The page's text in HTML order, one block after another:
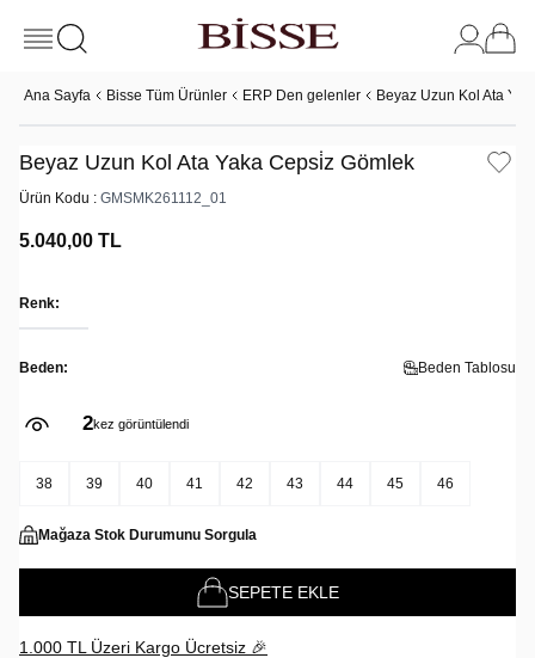
Ana Sayfa Bisse Tüm Ürünler ERP Den gelenler Beyaz Uzun Kol Ata
Beyaz Uzun Kol Ata Yaka Cepsi̇z Gömlek
Ürün Kodu : GMSMK261112_01
5.040,00 TL
Renk:
Beden: Beden Tablosu
2kez görüntülendi
38 39 40 41 42 43 44 45 46
Mağaza Stok Durumunu Sorgula
SEPETE EKLE
1.000 TL Üzeri Kargo Ücretsiz 🎉